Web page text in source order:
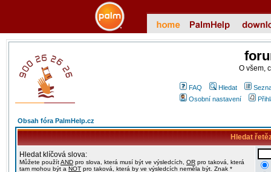
O všem,
FAQ Hledat
Osobní nastavení
Obsah fóra PalmHelp.cz
Hledat
Hledat klíčová slova:
Můžete použítAND pro slova, která musí být ve výsledcích, OR pro taková, která
tam mohou být a NOT pro taková, která by ve výsledcích neměla být. Znak *